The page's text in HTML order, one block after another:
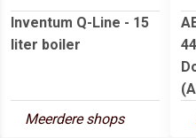
Inventum Q-Line - 15
liter boiler
Meerdere shops